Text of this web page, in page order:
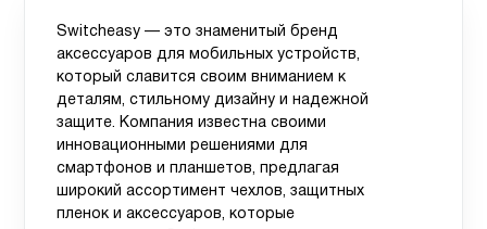
Switcheasy — это знаменитый бренд
аксессуаров для мобильных устройств,
который славится своим вниманием к
деталям, стильному дизайну и надежной
защите. Компания известна своими
инновационными решениями для
смартфонов и планшетов, предлагая
широкий ассортимент чехлов, защитных
пленок и аксессуаров, которые